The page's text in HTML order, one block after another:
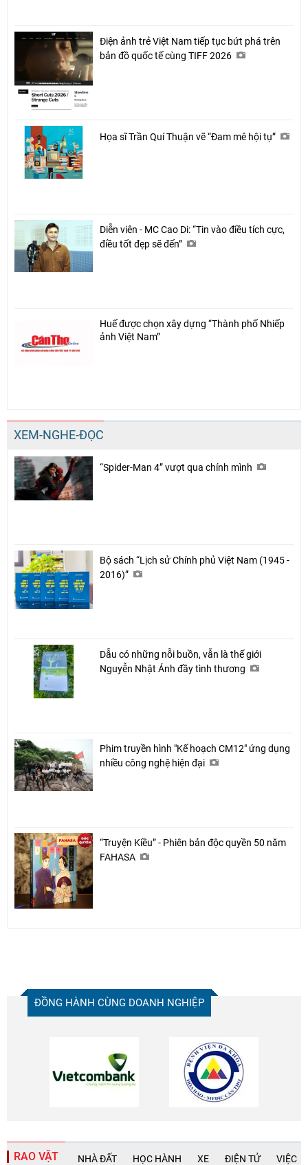
Điện ảnh trẻ Việt Nam tiếp tục bứt phá trên
bản đồ quốc tế cùng TIFF 2026
Họa sĩ Trần Quí Thuận vẽ “Đam mê hội tụ”
Diễn viên - MC Cao Di: “Tin vào điều tích cực,
điều tốt đẹp sẽ đến”
Huế được chọn xây dựng “Thành phố Nhiếp
ảnh Việt Nam”
XEM-NGHE-ĐỌC
“Spider-Man 4” vượt qua chính mình
Bộ sách “Lịch sử Chính phủ Việt Nam (1945 -
2016)”
Dẫu có những nỗi buồn, vẫn là thế giới
Nguyễn Nhật Ánh đầy tình thương
Phim truyền hình "Kế hoạch CM12" ứng dụng
nhiều công nghệ hiện đại
“Truyện Kiều” - Phiên bản độc quyền 50 năm
FAHASA
ĐỒNG HÀNH CÙNG DOANH NGHIỆP
RAO VẶT NHÀ ĐẤT HỌC HÀNH XE ĐIỆN TỬ VIỆC